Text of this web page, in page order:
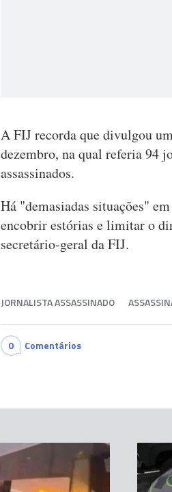
A FIJ recorda que divulgou
dezembro, na qual referia 94
assassinados.
Há "demasiadas situações"
encobrir estórias e limitar o
secretário-geral da FIJ.
JORNALISTA ASSASSINADO
0 Comentários